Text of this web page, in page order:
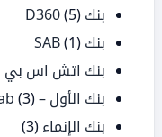
بنك D360 (5)
بنك SAB (1)
بنك اتش اس بي
بنك الأول – sab(3)
بنك الإنماء (3)